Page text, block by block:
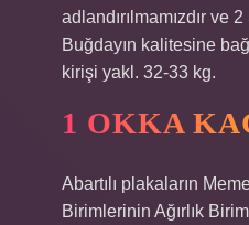
adlandırılmamızdır ve
Buğdayın kalitesine
kirişi yakl. 32-33 kg.
1 OKKA
Abartılı plakaların
Birimlerinin Ağırlık